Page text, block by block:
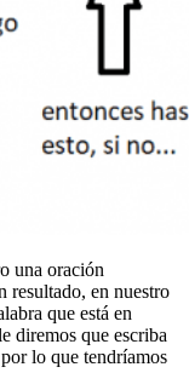
una oración
resultado, en nuestro
que está en
diremos que escriba
lo que tendríamos